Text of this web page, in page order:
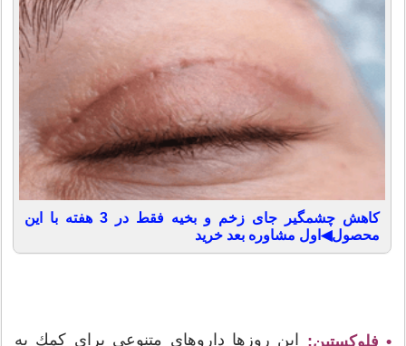
کاهش چشمگیر جای زخم و بخیه فقط در 3 هفته با این
محصول◀اول مشاوره بعد خرید
• فلوكستین: این روزها داروهای متنوعی برای كمك به